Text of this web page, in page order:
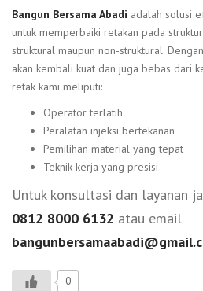
Bangun Bersama Abadi adalah solusi
untuk memperbaiki retakan pada
struktural maupun non-struktural.
akan kembali kuat dan juga bebas dari
retak kami meliputi:
Operator terlatih
Peralatan injeksi bertekanan
Pemilihan material yang tepat
Teknik kerja yang presisi
Untuk konsultasi dan layanan
0812 8000 6132 atau email
0